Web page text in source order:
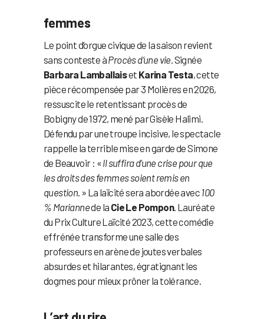
femmes
Le point d’orgue civique de la saison revient
sans conteste àProcès d’une vie . Signée
Barbara Lamballaiset Karina Testa, cette
pièce récompensée par 3 Molières en 2026,
ressuscite le retentissant procès de
Bobigny de 1972, mené par Gisèle Halimi.
Défendu par une troupe incisive, le spectacle
rappelle la terrible mise en garde de Simone
de Beauvoir : «Il suffira d’une crise pour que
les droits des femmes soient remis en
question . » La laïcité sera abordée avec 100
% Mariannede la Cie Le Pompon. Lauréate
du Prix Culture Laïcité 2023, cette comédie
effrénée transforme une salle des
professeurs en arène de joutes verbales
absurdes et hilarantes, égratignant les
dogmes pour mieux prôner la tolérance.